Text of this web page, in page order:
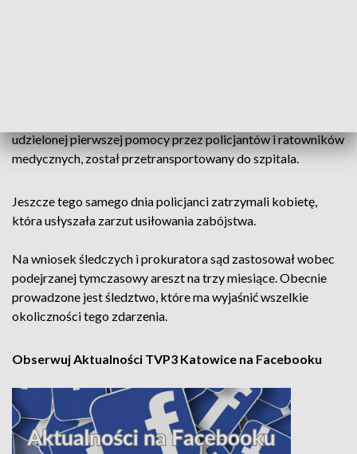
udzielonej pierwszej pomocy przez policjantów i ratowników
medycznych, został przetransportowany do szpitala.
Jeszcze tego samego dnia policjanci zatrzymali kobietę,
która usłyszała zarzut usiłowania zabójstwa.
Na wniosek śledczych i prokuratora sąd zastosował wobec
podejrzanej tymczasowy areszt na trzy miesiące. Obecnie
prowadzone jest śledztwo, które ma wyjaśnić wszelkie
okoliczności tego zdarzenia.
Obserwuj Aktualności TVP3 Katowice na Facebooku